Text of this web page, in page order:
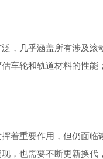
几乎涵盖所有涉及滚
车轮和轨道材料的性
重要作用，但仍面临
，也需要不断更新换代